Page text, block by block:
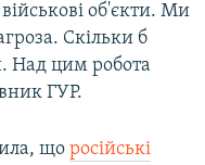
об'єкти. Ми
Скільки б
Над цим робота
ГУР.
що російські